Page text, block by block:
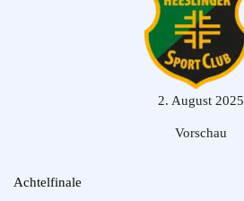
2. August 2025
Vorschau
Achtelfinale